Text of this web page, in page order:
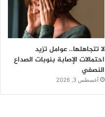
لا تتجاهلها.. عوامل تزيد
احتمالات الإصابة بنوبات الصداع
النصفي
أغسطس 3, 2026